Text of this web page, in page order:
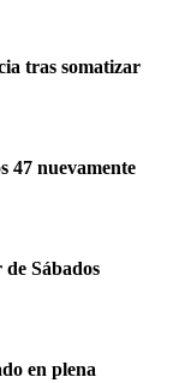
tras somatizar
47 nuevamente
Sábados
en plena